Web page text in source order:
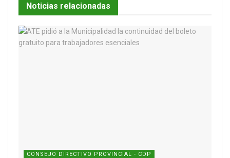
Noticias relacionadas
CONSEJO DIRECTIVO PROVINCIAL - CDP